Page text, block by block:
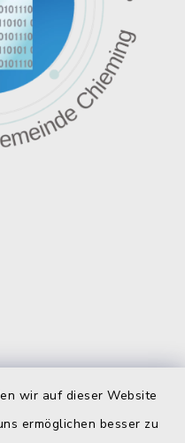
wir auf dieser Website
ermöglichen besser zu